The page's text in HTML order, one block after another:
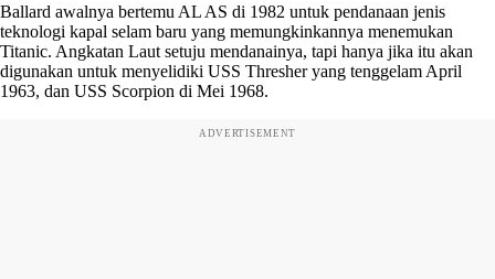
Ballard awalnya bertemu AL AS di 1982 untuk pendanaan jenis
teknologi kapal selam baru yang memungkinkannya menemukan
Titanic. Angkatan Laut setuju mendanainya, tapi hanya jika itu akan
digunakan untuk menyelidiki USS Thresher yang tenggelam April
1963, dan USS Scorpion di Mei 1968.
ADVERTISEMENT